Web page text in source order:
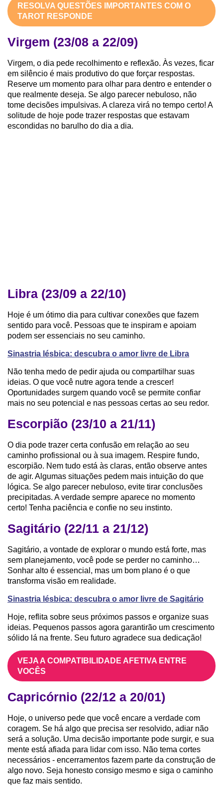
RESOLVA QUESTÕES IMPORTANTES COM O
TAROT RESPONDE
Virgem (23/08 a 22/09)
Virgem, o dia pede recolhimento e reflexão. Às vezes, ficar
em silêncio é mais produtivo do que forçar respostas.
Reserve um momento para olhar para dentro e entender o
que realmente deseja. Se algo parecer nebuloso, não
tome decisões impulsivas. A clareza virá no tempo certo! A
solitude de hoje pode trazer respostas que estavam
escondidas no barulho do dia a dia.
Libra (23/09 a 22/10)
Hoje é um ótimo dia para cultivar conexões que fazem
sentido para você. Pessoas que te inspiram e apoiam
podem ser essenciais no seu caminho.
Sinastria lésbica: descubra o amor livre de Libra
Não tenha medo de pedir ajuda ou compartilhar suas
ideias. O que você nutre agora tende a crescer!
Oportunidades surgem quando você se permite confiar
mais no seu potencial e nas pessoas certas ao seu redor.
Escorpião (23/10 a 21/11)
O dia pode trazer certa confusão em relação ao seu
caminho profissional ou à sua imagem. Respire fundo,
escorpião. Nem tudo está às claras, então observe antes
de agir. Algumas situações pedem mais intuição do que
lógica. Se algo parecer nebuloso, evite tirar conclusões
precipitadas. A verdade sempre aparece no momento
certo! Tenha paciência e confie no seu instinto.
Sagitário (22/11 a 21/12)
Sagitário, a vontade de explorar o mundo está forte, mas
sem planejamento, você pode se perder no caminho…
Sonhar alto é essencial, mas um bom plano é o que
transforma visão em realidade.
Sinastria lésbica: descubra o amor livre de Sagitário
Hoje, reflita sobre seus próximos passos e organize suas
ideias. Pequenos passos agora garantirão um crescimento
sólido lá na frente. Seu futuro agradece sua dedicação!
VEJA A COMPATIBILIDADE AFETIVA ENTRE
VOCÊS
Capricórnio (22/12 a 20/01)
Hoje, o universo pede que você encare a verdade com
coragem. Se há algo que precisa ser resolvido, adiar não
será a solução. Uma decisão importante pode surgir, e sua
mente está afiada para lidar com isso. Não tema cortes
necessários - encerramentos fazem parte da construção de
algo novo. Seja honesto consigo mesmo e siga o caminho
que faz mais sentido.